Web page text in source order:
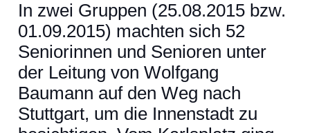
In zwei Gruppen (25.08.2015 bzw.
01.09.2015) machten sich 52
Seniorinnen und Senioren unter
der Leitung von Wolfgang
Baumann auf den Weg nach
Stuttgart, um die Innenstadt zu